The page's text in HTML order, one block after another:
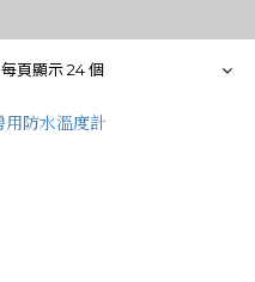
每頁顯示 24 個